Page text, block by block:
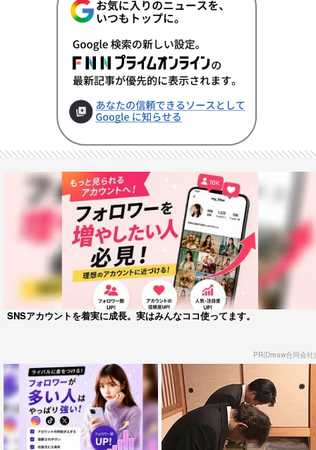
SNSアカウントを着実に成長。実はみんなココ使ってます。
PR(Dreaw合同会社)